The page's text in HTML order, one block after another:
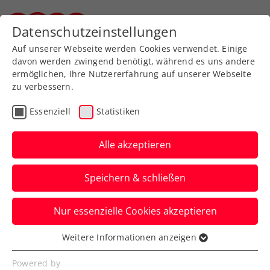
Zurück zur Newsübersicht
Kids & Jugend
Jürgen on Tour: 2 finale
Stopps im Westen
ÖTV-Sportdirektor Jürgen Melzer schließt
seine Bundesländer-Tour in Vorarlberg
und Tirol ab.
Verfasst von: Manuel Wachta, 18.04.2025
Datenschutzeinstellungen
Auf unserer Webseite werden Cookies verwendet. Einige
davon werden zwingend benötigt, während es uns andere
ermöglichen, Ihre Nutzererfahrung auf unserer Webseite
zu verbessern.
Essenziell Statistiken
Alle akzeptieren
Speichern & schließen
Nur essenzielle Cookies akzeptieren
Essenziell
Essenzielle Cookies werden für grundlegende
Weitere Informationen anzeigen
Powered by